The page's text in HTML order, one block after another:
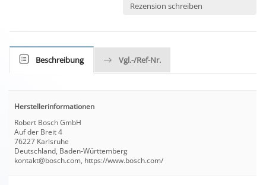
Rezension schreiben
Beschreibung Vgl.-/Ref-Nr.
Herstellerinformationen
Robert Bosch GmbH
Auf der Breit 4
76227 Karlsruhe
Deutschland, Baden-Württemberg
kontakt@bosch.com, https://www.bosch.com/